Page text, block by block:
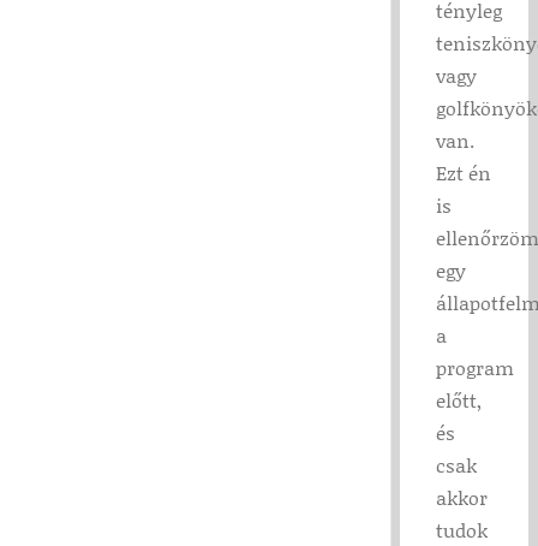
tényleg
vagy
van.
Ezt én
is
ellenőrzöm
egy
a
program
előtt,
és
csak
akkor
tudok